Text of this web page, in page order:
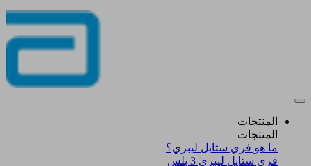
المنتجات
المنتجات
ما هو فري ستايل ليبري؟
فري ستايل ليبري 3 بلس​